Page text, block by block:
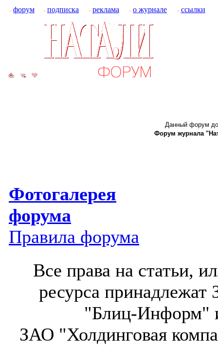
форум подписка реклама о журнале ссылки
Данный форум
Форум журнала
Фотогалерея
форума
Правила форума
Все права на статьи,
ресурса
"Блиц-Информ"
ЗАО "Холдинговая